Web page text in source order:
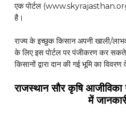
एक पोर्टल
है।
राज्य के इच्छुक किसान अपनी खाली/
के लिए इस पोर्टल पर पंजीकरण कर
किसानों द्वारा दान की गई भूमि का
राजस्थान सौर कृषि
में